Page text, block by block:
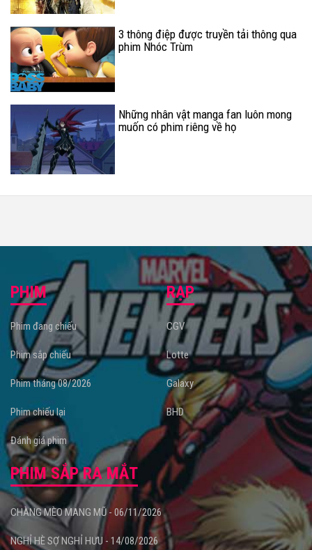
3 thông điệp được truyền tải thông qua
phim Nhóc Trùm
Những nhân vật manga fan luôn mong
muốn có phim riêng về họ
PHIM
Phim đang chiếu
Phim sắp chiếu
Phim tháng 08/2026
Phim chiếu lại
Đánh giá phim
RẠP
CGV
Lotte
Galaxy
BHD
PHIM SẮP RA MẮT
CHÀNG MÈO MANG MŨ - 06/11/2026
NGHỈ HÈ SỢ NGHỈ HƯU - 14/08/2026